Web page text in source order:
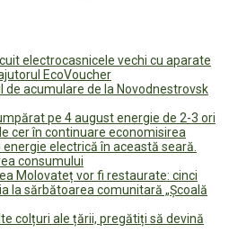
electrocasnicele vechi cu aparate
EcoVoucher
de acumulare de la Novodnestrovsk
pe 4 august energie de 2-3 ori
cer în continuare economisirea
electrică în această seară.
consumului
Molovateț vor fi restaurate: cinci
la sărbătoarea comunitară „Școală
colțuri ale țării, pregătiți să devină